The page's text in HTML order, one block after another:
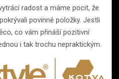
radost a máme pocit, že
povinné položky. Jestli
co vám přináší pozitivní
i tak trochu nepraktickým.